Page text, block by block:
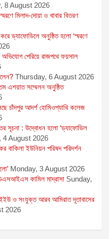
8 August 2026
মিলাদ-দোয়া ও খাবার বিতরণ
ড্যাফোডিলে অনুষ্ঠিত হলো ‘স্মরণে
অভিযোগ পেরিয়ে রাজপথে ফয়সাল
Thursday, 6 August 2026
এশয়াত সম্মেলন অনুষ্ঠিত
চাঁদপুর আদর্শ হোমিওপ্যাথি কলেজ
সূচনা : উদ্বোধন হলো ‘ড্যাফোডিল
4 August 2026
বাকিলা ইউনিয়ন পরিষদ পরিদর্শন
Monday, 3 August 2026
কামিল মাদ্রাসা Sunday,
ও সংযুক্ত আরব আমিরাত দূতাবাসের
2026